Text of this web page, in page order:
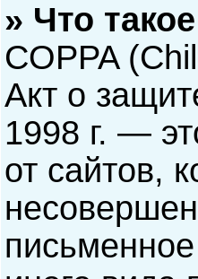
» Что
COPPA
Акт о
1998 г. —
от сайтов,